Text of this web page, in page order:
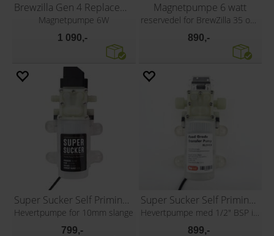
Brewzilla Gen 4 Replacement Pump 6W
Magnetpumpe 6W
1 090,-
Magnetpumpe 6 watt
reservedel for BrewZilla 35 og 65
890,-
Super Sucker Self Priming Pump
Hevertpumpe for 10mm slange
799,-
Super Sucker Self Priming Pump 1/2"
899,-